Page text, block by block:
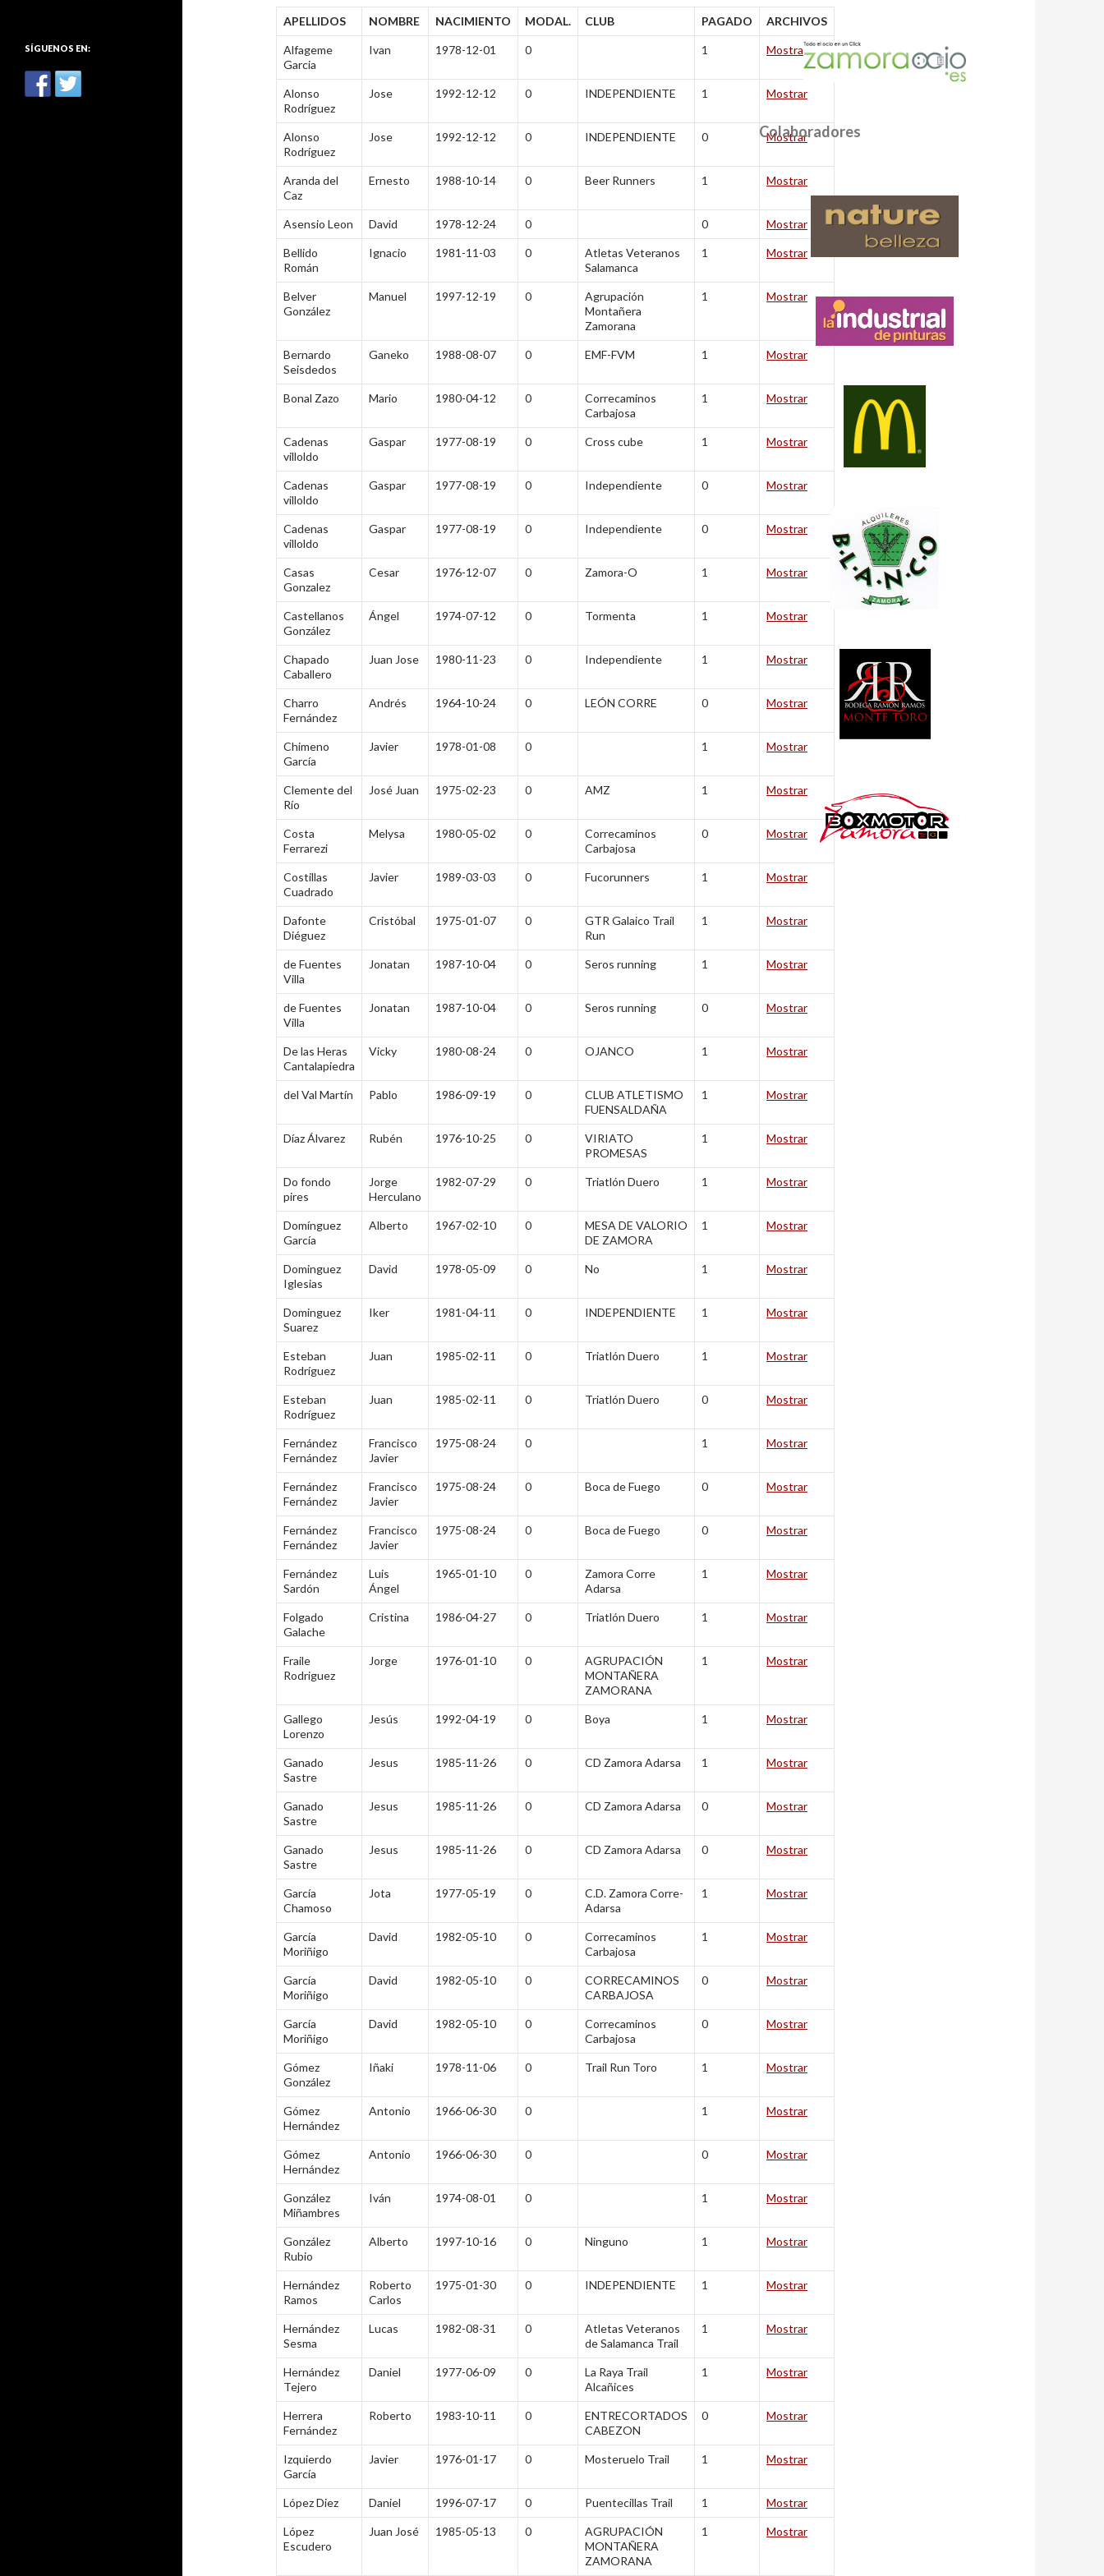
APELLIDOS NOMBRE NACIMIENTO MODAL. CLUB PAGADO ARCHIVOS
Alfageme
Garcia
Ivan 1978-12-01 0 1 Mostrar
Alonso
Rodríguez
Jose 1992-12-12 0 INDEPENDIENTE 1 Mostrar
Alonso
Rodríguez
Jose 1992-12-12 0 INDEPENDIENTE 0 Mostrar
Aranda del
Caz
Ernesto 1988-10-14 0 Beer Runners 1 Mostrar
Asensio Leon David 1978-12-24 0 0 Mostrar
Bellido
Román
Ignacio 1981-11-03 0
Atletas Veteranos
Salamanca
1 Mostrar
Belver
González
Manuel 1997-12-19 0
Agrupación
Montañera
Zamorana
1 Mostrar
Bernardo
Seisdedos
Ganeko 1988-08-07 0 EMF-FVM 1 Mostrar
Bonal Zazo Mario 1980-04-12 0
Correcaminos
Carbajosa
1 Mostrar
Cadenas
villoldo
Gaspar 1977-08-19 0 Cross cube 1 Mostrar
Cadenas
villoldo
Gaspar 1977-08-19 0 Independiente 0 Mostrar
Cadenas
villoldo
Gaspar 1977-08-19 0 Independiente 0 Mostrar
Casas
Gonzalez
Cesar 1976-12-07 0 Zamora-O 1 Mostrar
Castellanos
González
Ángel 1974-07-12 0 Tormenta 1 Mostrar
Chapado
Caballero
Juan Jose 1980-11-23 0 Independiente 1 Mostrar
Charro
Fernández
Andrés 1964-10-24 0 LEÓN CORRE 0 Mostrar
Chimeno
García
Javier 1978-01-08 0 1 Mostrar
Clemente del
Río
José Juan 1975-02-23 0 AMZ 1 Mostrar
Costa
Ferrarezi
Melysa 1980-05-02 0
Correcaminos
Carbajosa
0 Mostrar
Costillas
Cuadrado
Javier 1989-03-03 0 Fucorunners 1 Mostrar
Dafonte
Diéguez
Cristóbal 1975-01-07 0
GTR Galaico Trail
Run
1 Mostrar
de Fuentes
Villa
Jonatan 1987-10-04 0 Seros running 1 Mostrar
de Fuentes
Villa
Jonatan 1987-10-04 0 Seros running 0 Mostrar
De las Heras
Cantalapiedra
Vicky 1980-08-24 0 OJANCO 1 Mostrar
del Val Martín Pablo 1986-09-19 0
CLUB ATLETISMO
FUENSALDAÑA
1 Mostrar
Díaz Álvarez Rubén 1976-10-25 0
VIRIATO
PROMESAS
1 Mostrar
Do fondo
pires
Jorge
Herculano
1982-07-29 0 Triatlón Duero 1 Mostrar
Domínguez
García
Alberto 1967-02-10 0
MESA DE VALORIO
DE ZAMORA
1 Mostrar
Dominguez
Iglesias
David 1978-05-09 0 No 1 Mostrar
Dominguez
Suarez
Iker 1981-04-11 0 INDEPENDIENTE 1 Mostrar
Esteban
Rodríguez
Juan 1985-02-11 0 Triatlón Duero 1 Mostrar
Esteban
Rodríguez
Juan 1985-02-11 0 Triatlón Duero 0 Mostrar
Fernández
Fernández
Francisco
Javier
1975-08-24 0 1 Mostrar
Fernández
Fernández
Francisco
Javier
1975-08-24 0 Boca de Fuego 0 Mostrar
Fernández
Fernández
Francisco
Javier
1975-08-24 0 Boca de Fuego 0 Mostrar
Fernández
Sardón
Luis
Ángel
1965-01-10 0
Zamora Corre
Adarsa
1 Mostrar
Folgado
Galache
Cristina 1986-04-27 0 Triatlón Duero 1 Mostrar
Fraile
Rodriguez
Jorge 1976-01-10 0
AGRUPACIÓN
MONTAÑERA
ZAMORANA
1 Mostrar
Gallego
Lorenzo
Jesús 1992-04-19 0 Boya 1 Mostrar
Ganado
Sastre
Jesus 1985-11-26 0 CD Zamora Adarsa 1 Mostrar
Ganado
Sastre
Jesus 1985-11-26 0 CD Zamora Adarsa 0 Mostrar
Ganado
Sastre
Jesus 1985-11-26 0 CD Zamora Adarsa 0 Mostrar
García
Chamoso
Jota 1977-05-19 0
C.D. Zamora Corre-
Adarsa
1 Mostrar
García
Moriñigo
David 1982-05-10 0
Correcaminos
Carbajosa
1 Mostrar
García
Moriñigo
David 1982-05-10 0
CORRECAMINOS
CARBAJOSA
0 Mostrar
García
Moriñigo
David 1982-05-10 0
Correcaminos
Carbajosa
0 Mostrar
Gómez
González
Iñaki 1978-11-06 0 Trail Run Toro 1 Mostrar
Gómez
Hernández
Antonio 1966-06-30 0 1 Mostrar
Gómez
Hernández
Antonio 1966-06-30 0 0 Mostrar
González
Miñambres
Iván 1974-08-01 0 1 Mostrar
González
Rubio
Alberto 1997-10-16 0 Ninguno 1 Mostrar
Hernández
Ramos
Roberto
Carlos
1975-01-30 0 INDEPENDIENTE 1 Mostrar
Hernández
Sesma
Lucas 1982-08-31 0
Atletas Veteranos
de Salamanca Trail
1 Mostrar
Hernández
Tejero
Daniel 1977-06-09 0
La Raya Trail
Alcañices
1 Mostrar
Herrera
Fernández
Roberto 1983-10-11 0
ENTRECORTADOS
CABEZON
0 Mostrar
Izquierdo
García
Javier 1976-01-17 0 Mosteruelo Trail 1 Mostrar
López Diez Daniel 1996-07-17 0 Puentecillas Trail 1 Mostrar
López
Escudero
Juan José 1985-05-13 0
AGRUPACIÓN
MONTAÑERA
ZAMORANA
1 Mostrar
Colaboradores
SÍGUENOS EN: